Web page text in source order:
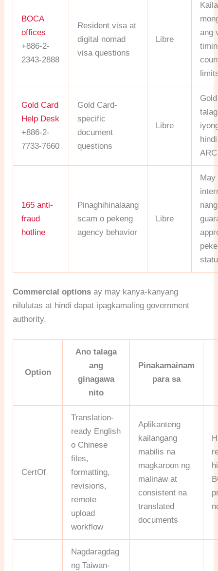
BOCA
offices
+886-2-
2343-2888
Resident visa at
digital nomad
visa questions
Libre
ang
Gold Card
Help Desk
+886-2-
7733-7660
Gold Card-
specific
document
questions
Libre
165 anti-
fraud
hotline
Pinaghihinalaang
scam o pekeng
agency behavior
Libre
Commercial options ay may kanya-kanyang
nilulutas at hindi dapat ipagkamaling government
authority.
Option
Ano talaga
ang
ginagawa
nito
Pinakamainam
para sa
CertOf
Translation-
ready English
o Chinese
files,
formatting,
revisions,
remote
upload
workflow
Aplikanteng
kailangang
mabilis na
magkaroon ng
malinaw at
consistent na
translated
documents
Nagdaragdag
ng Taiwan-